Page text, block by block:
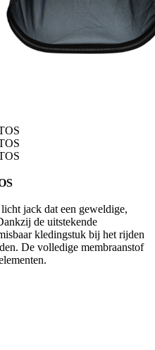
jack dat een geweldige,
de uitstekende
kledingstuk bij het rijden
De volledige membraanstof